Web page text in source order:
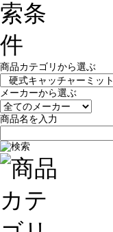
商品カテゴリから選ぶ
メーカーから選ぶ
商品名を入力